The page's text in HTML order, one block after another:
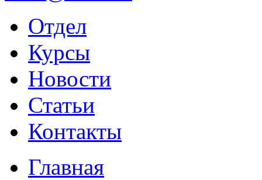
Отдел
Курсы
Новости
Статьи
Контакты
Главная